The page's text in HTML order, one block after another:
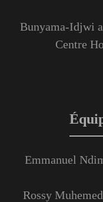
Bunyama-Idjwi
Centre
Emmanuel
Rossy